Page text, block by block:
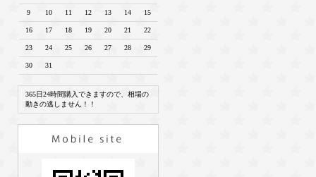
9 10 11 12 13 14 15
16 17 18 19 20 21 22
23 24 25 26 27 28 29
30 31
365日24時間購入できますので、相場の
動きの逃しません！！